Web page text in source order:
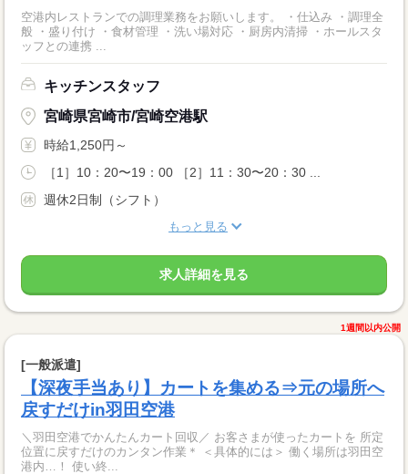
空港内レストランでの調理業務をお願いします。 ・仕込み ・調理全
般 ・盛り付け ・食材管理 ・洗い場対応 ・厨房内清掃 ・ホールスタ
キッチンスタッフ
宮崎県宮崎市/宮崎空港駅
時給1,250円～
［1］10：20〜19：00 ［2］11：30〜20：30 ...
週休2日制（シフト）
もっと見る
求人詳細を見る
1週間以内公開
[一般派遣]
【深夜手当あり】カートを集める⇒元の場所へ
戻すだけin羽田空港
＼羽田空港でかんたんカート回収／ お客さまが使ったカートを 所定
位置に戻すだけのカンタン作業＊ ＜具体的には＞ 働く場所は羽田空
港内…！ 使い終...